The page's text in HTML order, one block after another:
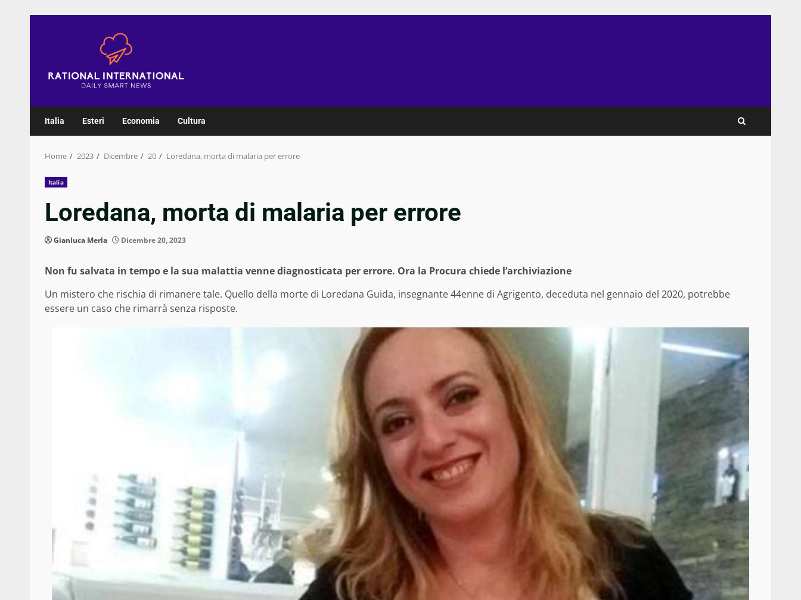
Italia Esteri Economia Cultura
Home 2023 Dicembre 20 Loredana, morta di malaria per errore
Italia
Loredana, morta di malaria per errore
Gianluca Merla Dicembre 20, 2023
Non fu salvata in tempo e la sua malattia venne diagnosticata per errore. Ora la Procura chiede l’archiviazione
Un mistero che rischia di rimanere tale. Quello della morte di Loredana Guida, insegnante 44enne di Agrigento, deceduta nel gennaio del 2020, potrebbe
essere un caso che rimarrà senza risposte.